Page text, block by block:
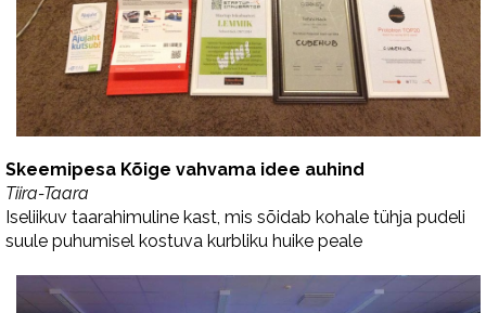
Skeemipesa Kõige vahvama idee auhind
Tiira-Taara
Iseliikuv taarahimuline kast, mis sõidab kohale tühja pudeli
suule puhumisel kostuva kurbliku huike peale